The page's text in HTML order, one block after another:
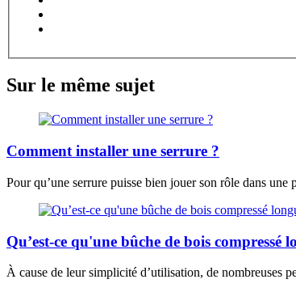
Sur le même sujet
Comment installer une serrure ?
Pour qu’une serrure puisse bien jouer son rôle dans une
Qu’est-ce qu'une bûche de bois compressé
À cause de leur simplicité d’utilisation, de nombreuses